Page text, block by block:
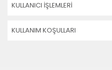
KULLANICI İŞLEMLERİ
KULLANIM KOŞULLARI